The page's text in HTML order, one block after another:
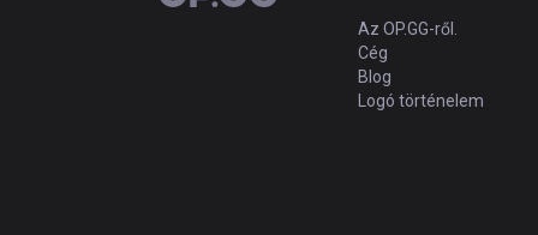
Az OP.GG-ről.
Cég
Blog
Logó történelem